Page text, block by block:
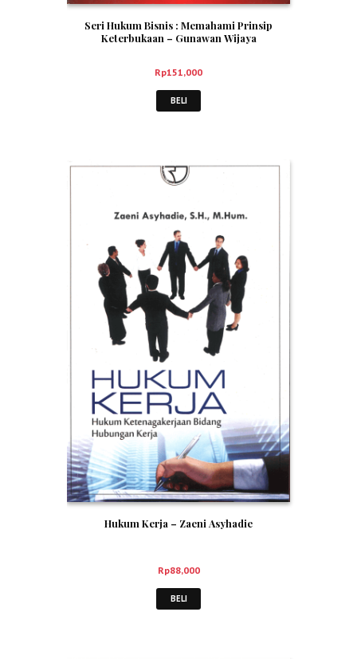
Seri Hukum Bisnis : Memahami Prinsip
Keterbukaan – Gunawan Wijaya
Rp151,000
BELI
Hukum Kerja – Zaeni Asyhadie
Rp88,000
BELI